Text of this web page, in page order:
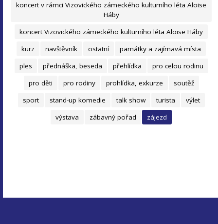
koncert v rámci Vizovického zámeckého kulturního léta Aloise
Háby
koncert Vizovického zámeckého kulturního léta Aloise Háby
kurz
navštěvník ostatní
památky a zajímavá místa
ples
přednáška, beseda přehlídka
pro celou rodinu
pro děti
pro rodiny prohlídka, exkurze
soutěž
sport
stand-up komedie talk show turista
výlet
výstava
zábavný pořad zájezd